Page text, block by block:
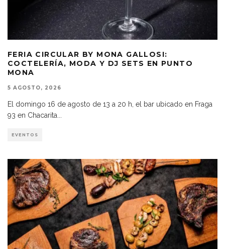
FERIA CIRCULAR BY MONA GALLOSI:
COCTELERÍA, MODA Y DJ SETS EN PUNTO
MONA
5 AGOSTO, 2026
El domingo 16 de agosto de 13 a 20 h, el bar ubicado en Fraga
93 en Chacarita
EVENTOS